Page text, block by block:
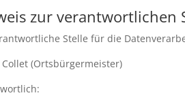
zur verantwortlichen
Stelle für die
Collet (Ortsbürgermeister)